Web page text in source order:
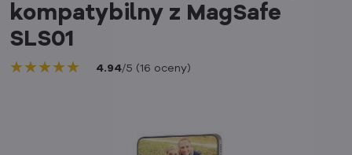
kompatybilny z MagSafe
SLS01
★★★★★
★★★★★
★★★★★ 4.94/5 (16 oceny)